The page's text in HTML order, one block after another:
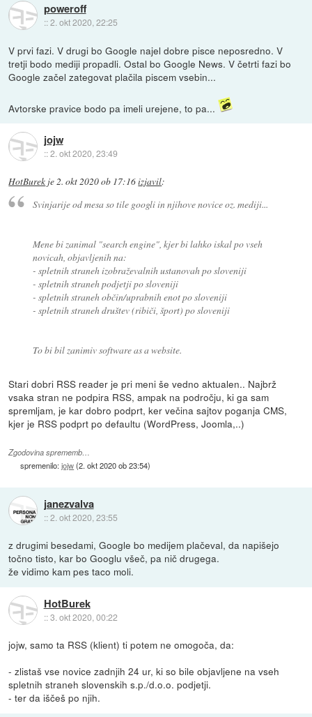
poweroff
::2. okt 2020, 22:25
V prvi fazi. V drugi bo Google najel dobre pisce neposredno. V
tretji bodo mediji propadli. Ostal bo Google News. V četrti fazi bo
Google začel zategovat plačila piscem vsebin...
Avtorske pravice bodo pa imeli urejene, to pa...
jojw
::2. okt 2020, 23:49
HotBurek je2. okt 2020 ob 17:16izjavil:
Svinjarije od mesa so tile googli in njihove novice oz. mediji...
Mene bi zanimal "search engine", kjer bi lahko iskal po vseh
novicah, objavljenih na:
- spletnih straneh izobraževalnih ustanovah po sloveniji
- spletnih straneh podjetji po sloveniji
- spletnih straneh občin/uprabnih enot po sloveniji
- spletnih straneh društev (ribiči, šport) po sloveniji
To bi bil zanimiv software as a website.
Stari dobri RSS reader je pri meni še vedno aktualen.. Najbrž
vsaka stran ne podpira RSS, ampak na področju, ki ga sam
spremljam, je kar dobro podprt, ker večina sajtov poganja CMS,
kjer je RSS podprt po defaultu (WordPress, Joomla,..)
Zgodovina sprememb…
spremenilo:jojw(2. okt 2020 ob 23:54)
janezvalva
::2. okt 2020, 23:55
z drugimi besedami, Google bo medijem plačeval, da napišejo
točno tisto, kar bo Googlu všeč, pa nič drugega.
že vidimo kam pes taco moli.
HotBurek
::3. okt 2020, 00:22
jojw, samo ta RSS (klient) ti potem ne omogoča, da:
- zlistaš vse novice zadnjih 24 ur, ki so bile objavljene na vseh
spletnih straneh slovenskih s.p./d.o.o. podjetji.
- ter da iščeš po njih.